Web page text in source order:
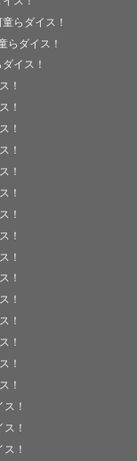
らダイス！
ダイス！
イス！
！
！
！
！
！
！
！
！
！
！
！
！
！
！
！
！
！
！